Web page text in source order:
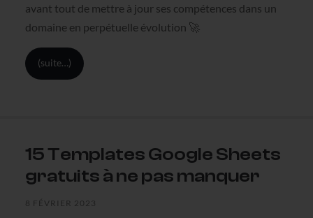
avant tout de mettre à jour ses compétences dans un
domaine en perpétuelle évolution 🚀
(suite…)
15 Templates Google Sheets
gratuits à ne pas manquer
8 FÉVRIER 2023